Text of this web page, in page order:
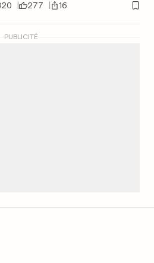
20 277 16
PUBLICITÉ